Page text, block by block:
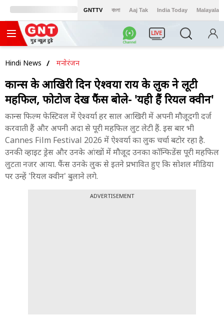
GNTTV বাংলা Aaj Tak India Today Malayalam
LIVE
Hindi News मनोरंजन
कान्स के आखिरी दिन ऐश्वर्या राय के लुक ने लूटी
महफिल, फोटोज देख फैंस बोले- 'यही हैं रियल क्वीन'
कान्स फिल्म फेस्टिवल में ऐश्वर्या हर साल आखिरी में अपनी मौजूदगी दर्ज
करवाती हैं और अपनी अदा से पूरी महफिल लुट लेटी हैं. इस बार भी
Cannes Film Festival 2026 में ऐश्वर्या का लुक चर्चा बटोर रहा है.
उनकी व्हाइट ड्रेस और उनके आंखों में मौजूद उनका कॉन्फिडेंस पूरी महफिल
लुटता नजर आया. फैंस उनके लुक से इतने प्रभावित हुए कि सोशल मीडिया
पर उन्हें 'रियल क्वीन' बुलाने लगे.
ADVERTISEMENT